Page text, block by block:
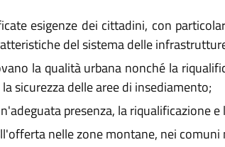
esigenze dei cittadini, con
del sistema delle
la qualità urbana nonché la
sicurezza delle aree di insediamento;
presenza, la riqualificazione
nelle zone montane, nei